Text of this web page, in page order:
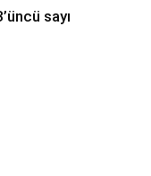
sayı